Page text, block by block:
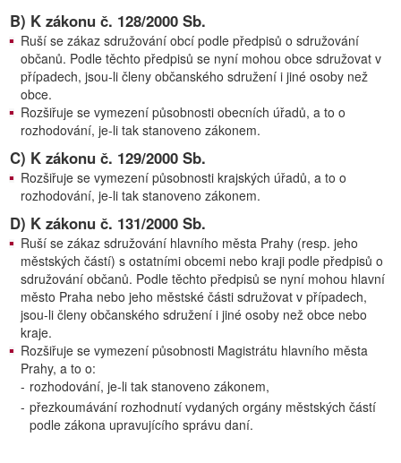
B) K zákonu č. 128/2000 Sb.
Ruší se zákaz sdružování obcí podle předpisů o sdružování
občanů. Podle těchto předpisů se nyní mohou obce sdružovat v
případech, jsou-li členy občanského sdružení i jiné osoby než
obce.
Rozšiřuje se vymezení působnosti obecních úřadů, a to o
rozhodování, je-li tak stanoveno zákonem.
C) K zákonu č. 129/2000 Sb.
Rozšiřuje se vymezení působnosti krajských úřadů, a to o
rozhodování, je-li tak stanoveno zákonem.
D) K zákonu č. 131/2000 Sb.
Ruší se zákaz sdružování hlavního města Prahy (resp. jeho
městských částí) s ostatními obcemi nebo kraji podle předpisů o
sdružování občanů. Podle těchto předpisů se nyní mohou hlavní
město Praha nebo jeho městské části sdružovat v případech,
jsou-li členy občanského sdružení i jiné osoby než obce nebo
kraje.
Rozšiřuje se vymezení působnosti Magistrátu hlavního města
Prahy, a to o:
- rozhodování, je-li tak stanoveno zákonem,
- přezkoumávání rozhodnutí vydaných orgány městských částí
podle zákona upravujícího správu daní.